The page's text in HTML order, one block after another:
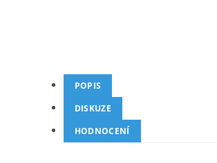
POPIS
DISKUZE
HODNOCENÍ